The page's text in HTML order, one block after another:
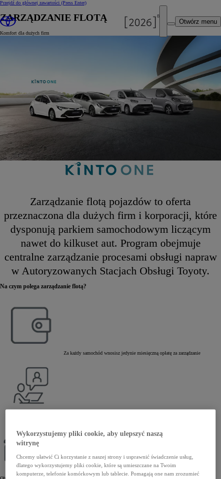
Przejdź do głównej zawartości (Press Enter)
Otwórz menu
ZARZĄDZANIE FLOTĄ
Komfort dla dużych firm
Zarządzanie flotą pojazdów to oferta
przeznaczona dla dużych firm i korporacji, które
dysponują parkiem samochodowym liczącym
nawet do kilkuset aut. Program obejmuje
centralne zarządzanie procesami obsługi napraw
w Autoryzowanych Stacjach Obsługi Toyoty.
Na czym polega zarządzanie flotą?
Za każdy samochód wnosisz jedynie miesięczną opłatę za zarządzanie
Korzystasz z kompleksowej obsługi serwisowej w Autoryzowanych Stacjach
Wykorzystujemy pliki cookie, aby ulepszyć naszą
witrynę
Chcemy ułatwić Ci korzystanie z naszej strony i usprawnić świadczenie usług,
dlatego wykorzystujemy pliki cookie, które są umieszczane na Twoim
komputerze, telefonie komórkowym lub tablecie. Pomagają one nam zrozumieć